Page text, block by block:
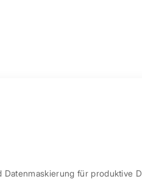
für produktive